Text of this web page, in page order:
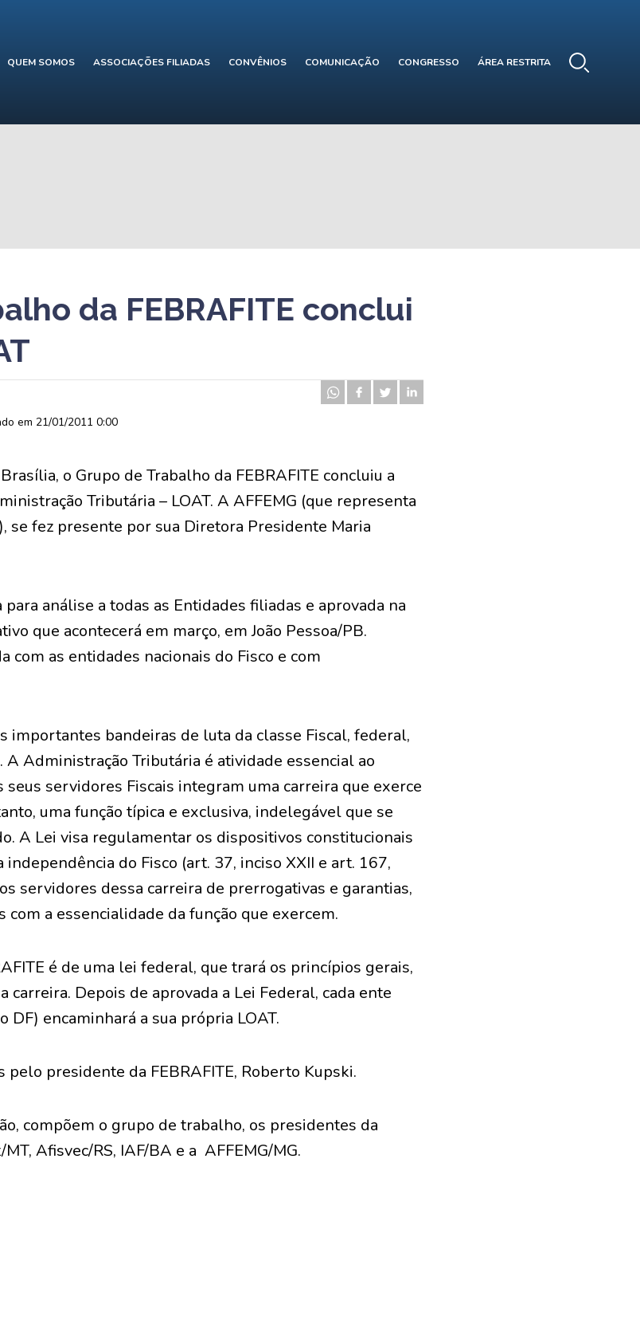
QUEM SOMOS ASSOCIAÇÕES FILIADAS CONVÊNIOS COMUNICAÇÃO CONGRESSO ÁREA RESTRITA
da FEBRAFITE conclui
em 21/01/2011 0:00
o Grupo de Trabalho da FEBRAFITE concluiu a
Tributária – LOAT. A AFFEMG (que representa
se fez presente por sua Diretora Presidente Maria
análise a todas as Entidades filiadas e aprovada na
que acontecerá em março, em João Pessoa/PB.
com as entidades nacionais do Fisco e com
importantes bandeiras de luta da classe Fiscal, federal,
Administração Tributária é atividade essencial ao
servidores Fiscais integram uma carreira que exerce
uma função típica e exclusiva, indelegável que se
A Lei visa regulamentar os dispositivos constitucionais
do Fisco (art. 37, inciso XXII e art. 167,
servidores dessa carreira de prerrogativas e garantias,
a essencialidade da função que exercem.
é de uma lei federal, que trará os princípios gerais,
carreira. Depois de aprovada a Lei Federal, cada ente
DF) encaminhará a sua própria LOAT.
pelo presidente da FEBRAFITE, Roberto Kupski.
compõem o grupo de trabalho, os presidentes da
Afisvec/RS, IAF/BA e a AFFEMG/MG.